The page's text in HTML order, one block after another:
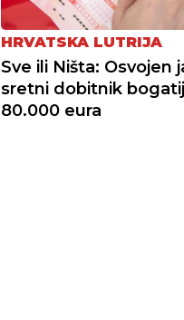
HRVATSKA LUTRIJA
Sve ili Ništa: Osvojen
sretni dobitnik
80.000 eura